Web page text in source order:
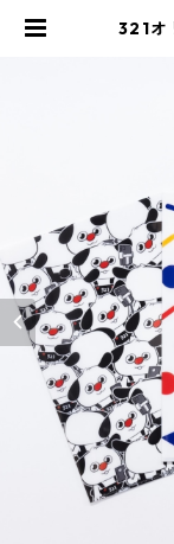
321オ